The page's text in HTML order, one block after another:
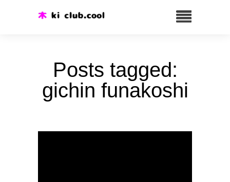
Posts tagged:
gichin funakoshi